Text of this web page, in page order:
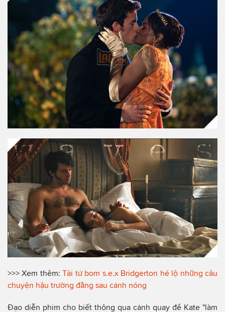
>>> Xem thêm:Tài tử bom s.e.x Bridgerton hé lộ những câu
chuyện hậu trường đằng sau cảnh nóng
Đạo diễn phim cho biết thông qua cảnh quay để Kate "làm